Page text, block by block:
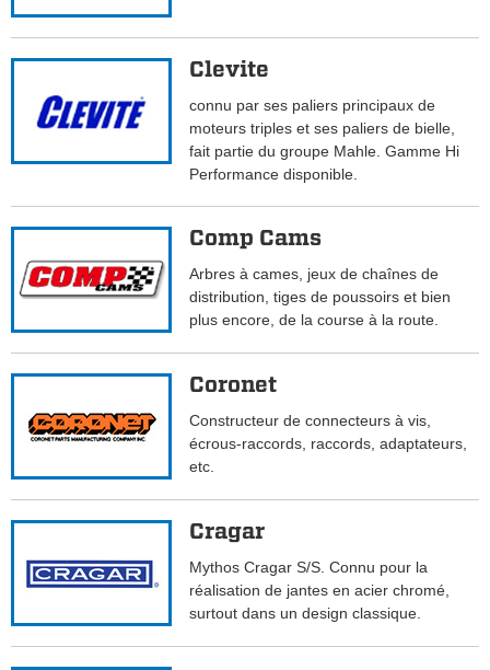
Clevite
connu par ses paliers principaux de
moteurs triples et ses paliers de bielle,
fait partie du groupe Mahle. Gamme Hi
Performance disponible.
Comp Cams
Arbres à cames, jeux de chaînes de
distribution, tiges de poussoirs et bien
plus encore, de la course à la route.
Coronet
Constructeur de connecteurs à vis,
écrous-raccords, raccords, adaptateurs,
etc.
Cragar
Mythos Cragar S/S. Connu pour la
réalisation de jantes en acier chromé,
surtout dans un design classique.